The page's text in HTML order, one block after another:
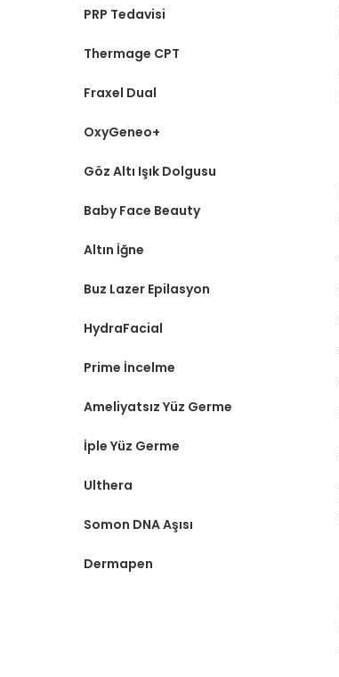
PRP Tedavisi
Thermage CPT
Fraxel Dual
OxyGeneo+
Göz Altı Işık Dolgusu
Baby Face Beauty
Altın İğne
Buz Lazer Epilasyon
HydraFacial
Prime İncelme
Ameliyatsız Yüz Germe
İple Yüz Germe
Ulthera
Somon DNA Aşısı
Dermapen